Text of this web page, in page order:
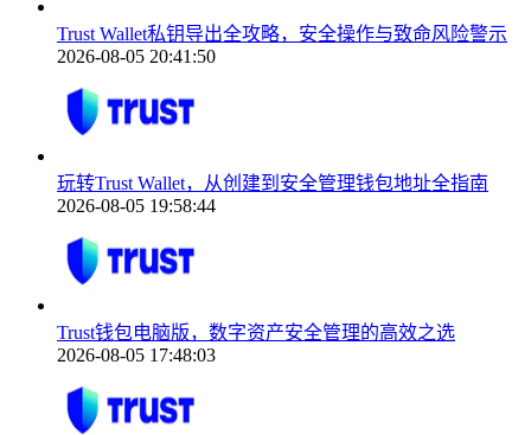
Trust Wallet私钥导出全攻略，安全操作与致命风险警示
2026-08-05 20:41:50
玩转Trust Wallet，从创建到安全管理钱包地址全指南
2026-08-05 19:58:44
Trust钱包电脑版，数字资产安全管理的高效之选
2026-08-05 17:48:03